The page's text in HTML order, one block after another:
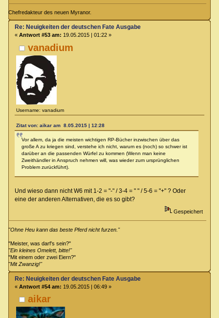
Chefredakteur des neuen Myranor.
vanadium
Username: vanadium
Re: Neuigkeiten der deutschen Fate Ausgabe
« Antwort #53 am: 19.05.2015 | 01:22 »
Zitat von: aikar am 8.05.2015 | 12:28
Vor allem, da ja die meisten wichtigen RP-Bücher inzwischen über das
große A zu kriegen sind, verstehe ich nicht, warum es (noch) so schwer ist
darüber an die passenden Würfel zu kommen (Wenn man keine
Zweithändler in Anspruch nehmen will, was wieder zum ursprünglichen
Problem zurückführt).
Und wieso dann nicht W6 mit 1-2 = "-" / 3-4 = " " / 5-6 = "+" ? Oder
eine der anderen Alternativen, die es so gibt?
Gespeichert
"Ohne Heu kann das beste Pferd nicht furzen."
"Meister, was darf’s sein?"
"Ein kleines Omelett, bitte!"
"Mit einem oder zwei Eiern?"
"Mit Zwanzig!"
aikar
Re: Neuigkeiten der deutschen Fate Ausgabe
« Antwort #54 am: 19.05.2015 | 06:49 »